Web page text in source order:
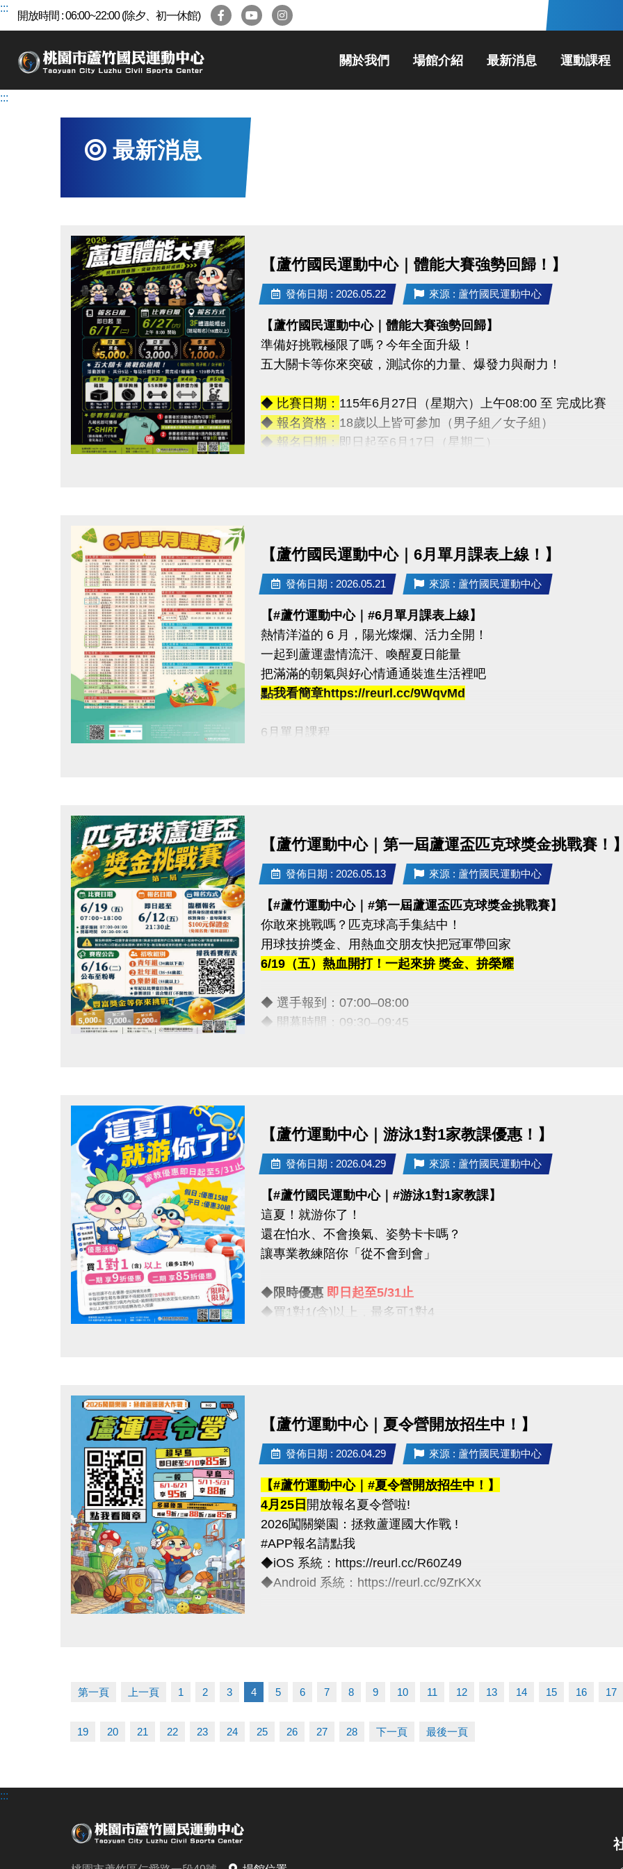
跳
區
:::
開放時間 : 06:00~22:00 (除夕、初一休館)
關於我們 場館介紹 最新消息 運動課程
:::
最新消息
【蘆竹國民運動中心｜體能大賽強勢回歸！】
發佈日期 : 2026.05.22 來源 : 蘆竹國民運動中心
【蘆竹國民運動中心｜體能大賽強勢回歸】
準備好挑戰極限了嗎？今年全面升級！
五大關卡等你來突破，測試你的力量、爆發力與耐力！
◆ 比賽日期：115年6月27日（星期六）上午08:00 至 完成比賽
◆ 報名資格：18歲以上皆可參加（男子組／女子組）
◆ 報名日期：即日起至6月17日（星期二）
→ 季軍獎金：1,000元
-————————————
五大關卡連續挑戰
箱跳→ 藥球胸推→ SSB蹲舉→ 槓鈴借力推→滑雪機
每站分開計時，完成一個循環才算成功！
120秒內完成指定動作，考驗你的體能與意志力
凡報名參賽即可獲得 #限量T-SHIRT乙件（數量有限，送完為止）
-官網 : https://www.lzsports.com.tw/zh_TW/news/pageID/1/
-FB : 桃園市蘆竹國民運動中心
-IG : @luzhusports
【蘆竹國民運動中心｜6月單月課表上線！】
發佈日期 : 2026.05.21 來源 : 蘆竹國民運動中心
【#蘆竹運動中心｜#6月單月課表上線】
熱情洋溢的 6 月，陽光燦爛、活力全開！
一起到蘆運盡情流汗、喚醒夏日能量
把滿滿的朝氣與好心情通通裝進生活裡吧
點我看簡章https://reurl.cc/9WqvMd
6月單月課程
▶ 若因人數不足無法開班，將於開課前通知，並請持原信用卡、
連絡資訊
-洽詢專線：03-2639066 #112
-官網 : https://www.lzsports.com.tw/zh_TW/news/pageID/1/
-FB : 桃園市蘆竹國民運動中心
-IG : @luzhusports
【蘆竹運動中心｜第一屆蘆運盃匹克球獎金挑戰賽！
發佈日期 : 2026.05.13 來源 : 蘆竹國民運動中心
【#蘆竹運動中心｜#第一屆蘆運盃匹克球獎金挑戰賽】
你敢來挑戰嗎？匹克球高手集結中！
用球技拚獎金、用熱血交朋友快把冠軍帶回家
6/19（五）熱血開打！一起來拚 獎金、拚榮耀
◆ 選手報到：07:00–08:00
◆ 開幕時間：09:30–09:45
【報名資訊】
◆ 報名截止｜即日起至 6/12（五）21:30止
◆ 報名方式：1F 櫃台臨櫃報名
◆ 保證金：$100／隊
※報名請攜帶身分證影本或戶口名簿
【#賽程公告】
◆ 6/16（二）可至臉書或 IG 查看
比賽項目：混合雙打（不限性別）
【#注意事項】
（一）報名請攜帶身分證為憑，若兩位選手年紀組別不同，採年
（二）比賽當日報到請出示身分證或健保卡，以備查核。
（三）超過比賽時間 3 分鐘未出賽者，以棄權論（以大會掛鐘為
（四）為使比賽順利進行，大會有權調度場地安排及出場順序，
（五）主辦單位保有延期舉辦比賽、調整場地及最終解釋等權利。
【蘆竹運動中心｜游泳1對1家教課優惠！】
發佈日期 : 2026.04.29 來源 : 蘆竹國民運動中心
【#蘆竹國民運動中心｜#游泳1對1家教課】
這夏！就游你了！
還在怕水、不會換氣、姿勢卡卡嗎？
讓專業教練陪你「從不會到會」
◆限時優惠 即日起至5/31止
◆買1對1(含)以上，最多可1對4
真的慢了就沒有！這個夏天，不只是玩水
是讓你真正「學會游」
----------------------------
注意事項
※包班課不在此優惠，登記時需先收費
※每位學生報名後課堂不得超過30堂(含現有課單)
※每期課程須於3個月內完成，逾期視同放棄(依定型化契約為主)
※以上方案不可共用或轉為他人授課
----------------------------
-FB : 桃園市蘆竹國民運動中心
-IG : @luzhusports
【蘆竹運動中心｜夏令營開放招生中！】
發佈日期 : 2026.04.29 來源 : 蘆竹國民運動中心
【#蘆竹運動中心｜#夏令營開放招生中！】
4月25日 開放報名夏令營啦!
2026闖關樂園：拯救蘆運國大作戰 !
#APP報名請點我
◆iOS 系統：https://reurl.cc/R60Z49
◆Android 系統：https://reurl.cc/9ZrKXx
一般-----6/1至6/21享95折
多梯優惠---兩梯9折/三梯88折/五梯85折
◆泳力試煉營
第一頁 上一頁 1 2 3 4 5 6 7 8 9 10 11 12 13 14 15 16 17
19 20 21 22 23 24 25 26 27 28 下一頁 最後一頁
:::